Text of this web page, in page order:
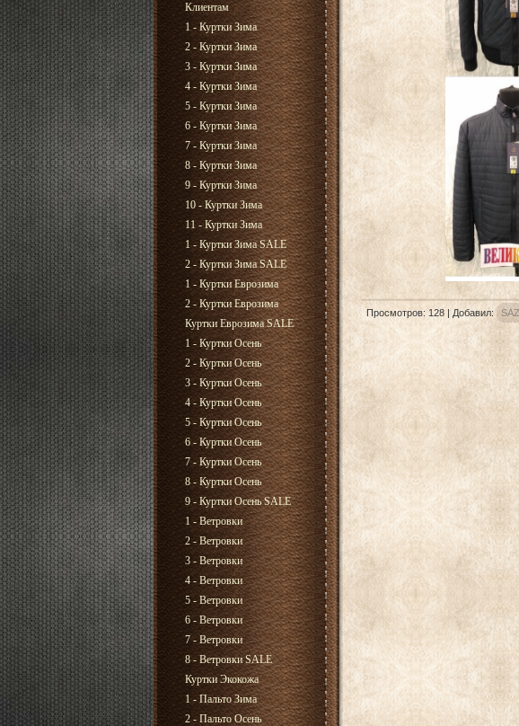
Клиентам
1 - Куртки Зима
2 - Куртки Зима
3 - Куртки Зима
4 - Куртки Зима
5 - Куртки Зима
6 - Куртки Зима
7 - Куртки Зима
8 - Куртки Зима
9 - Куртки Зима
10 - Куртки Зима
11 - Куртки Зима
1 - Куртки Зима SALE
2 - Куртки Зима SALE
1 - Куртки Еврозима
2 - Куртки Еврозима
Куртки Еврозима SALE
1 - Куртки Осень
2 - Куртки Осень
3 - Куртки Осень
4 - Куртки Осень
5 - Куртки Осень
6 - Куртки Осень
7 - Куртки Осень
8 - Куртки Осень
9 - Куртки Осень SALE
1 - Ветровки
2 - Ветровки
3 - Ветровки
4 - Ветровки
5 - Ветровки
6 - Ветровки
7 - Ветровки
8 - Ветровки SALE
Куртки Экокожа
1 - Пальто Зима
2 - Пальто Осень
Просмотров: 128| Добавил: SAZ